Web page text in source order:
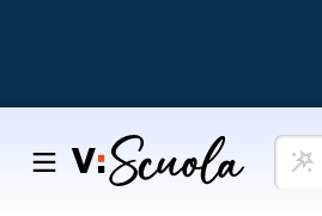
Salta
Cosa
vuoi